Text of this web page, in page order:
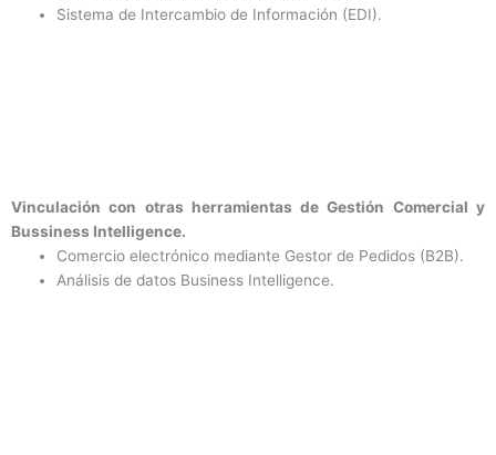
Sistema de Intercambio de Información (EDI).
Vinculación con otras herramientas de Gestión Comercial y
Bussiness Intelligence.
Comercio electrónico mediante Gestor de Pedidos (B2B).
Análisis de datos Business Intelligence.